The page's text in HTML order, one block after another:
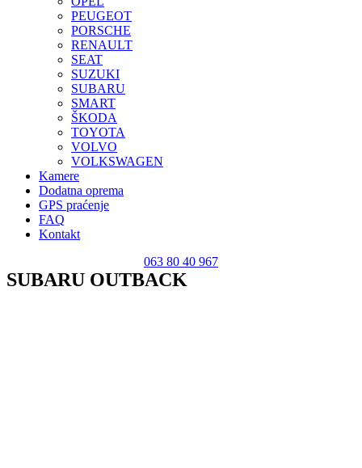
PEUGEOT
PORSCHE
RENAULT
SEAT
SUZUKI
SUBARU
SMART
ŠKODA
TOYOTA
VOLVO
VOLKSWAGEN
Kamere
Dodatna oprema
GPS praćenje
FAQ
Kontakt
063 80 40 967
SUBARU OUTBACK